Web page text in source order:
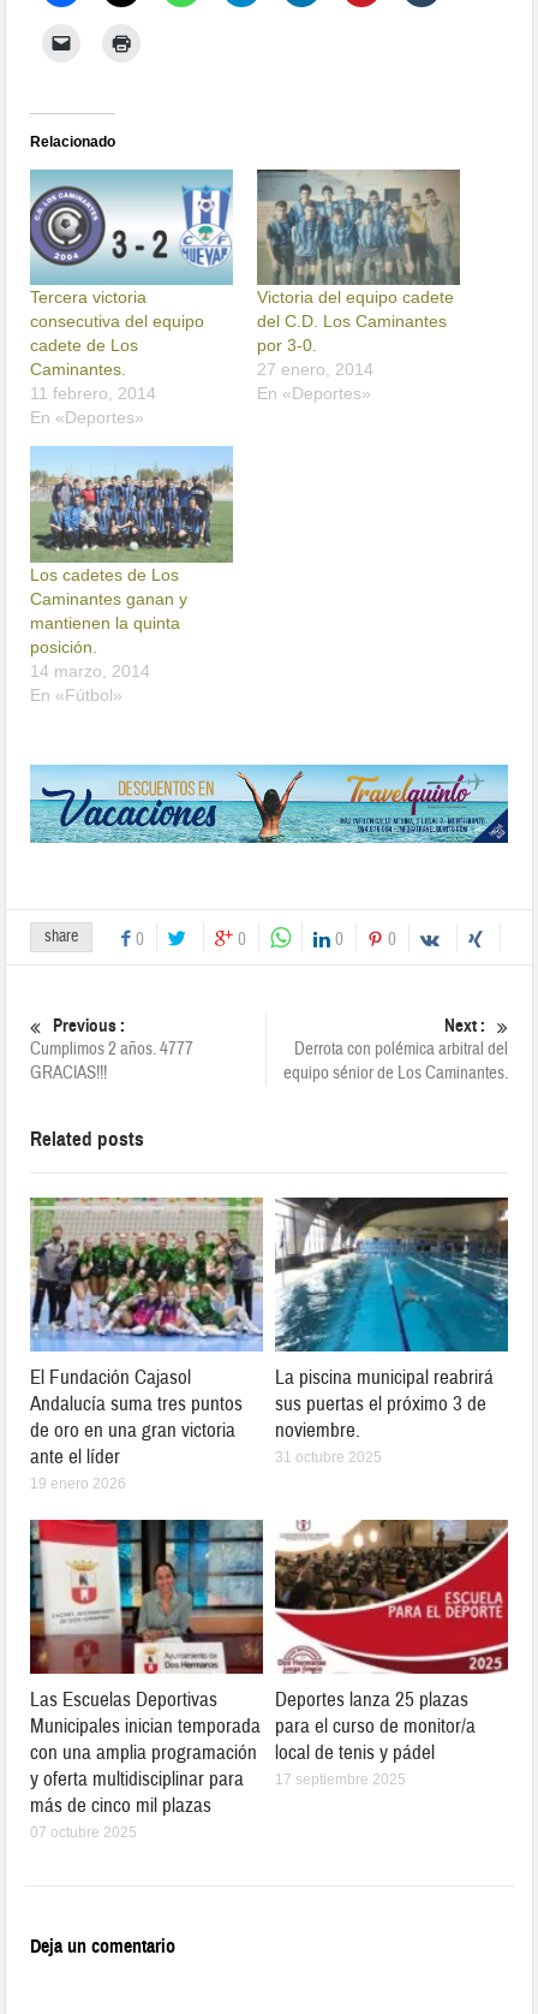
Relacionado
Tercera victoria
consecutiva del equipo
cadete de Los
Caminantes.
11 febrero, 2014
En «Deportes»
Victoria del equipo cadete
del C.D. Los Caminantes
por 3-0.
27 enero, 2014
En «Deportes»
Los cadetes de Los
Caminantes ganan y
mantienen la quinta
posición.
14 marzo, 2014
En «Fútbol»
share 0 0 0 0
Previous :
Cumplimos 2 años. 4777
GRACIAS!!!
Next :
Derrota con polémica arbitral del
equipo sénior de Los Caminantes.
Related posts
El Fundación Cajasol
Andalucía suma tres puntos
de oro en una gran victoria
ante el líder
19 enero 2026
La piscina municipal reabrirá
sus puertas el próximo 3 de
noviembre.
31 octubre 2025
Las Escuelas Deportivas
Municipales inician temporada
con una amplia programación
y oferta multidisciplinar para
más de cinco mil plazas
07 octubre 2025
Deportes lanza 25 plazas
para el curso de monitor/a
local de tenis y pádel
17 septiembre 2025
Deja un comentario